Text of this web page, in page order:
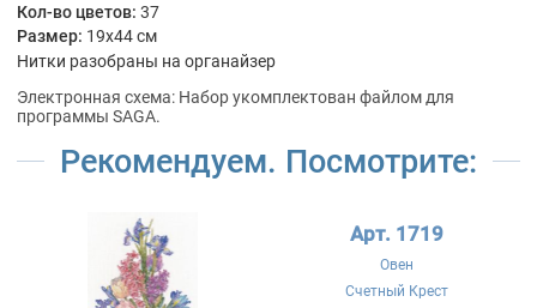
Кол-во цветов: 37
Размер: 19x44 см
Нитки разобраны на органайзер
Электронная схема: Набор укомплектован файлом для
программы SAGA.
Рекомендуем. Посмотрите:
Арт. 1719
Овен
Счетный Крест